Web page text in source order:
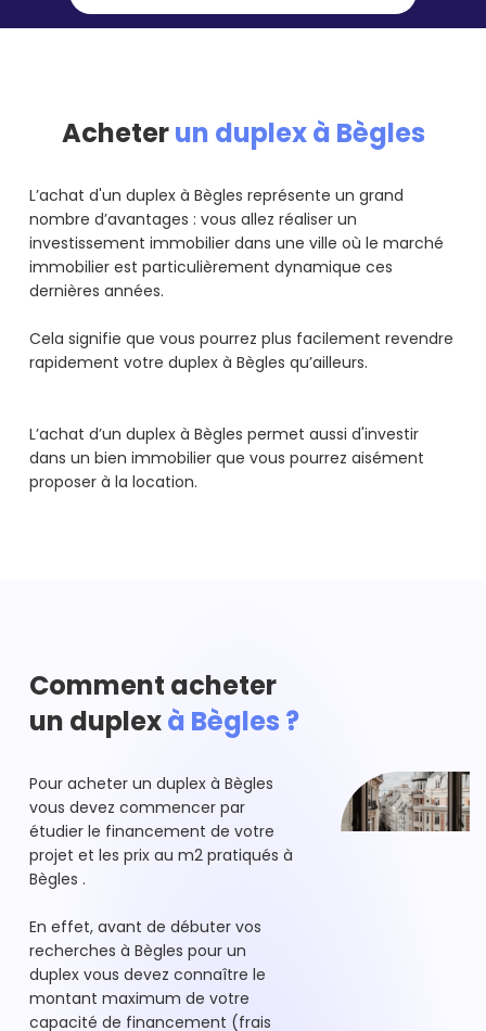
Acheterun duplex à Bègles
L’achat d'un duplex à Bègles représente un grand
nombre d’avantages : vous allez réaliser un
investissement immobilier dans une ville où le marché
immobilier est particulièrement dynamique ces
dernières années.
Cela signifie que vous pourrez plus facilement revendre
rapidement votre duplex à Bègles qu’ailleurs.
L’achat d’un duplex à Bègles permet aussi d'investir
dans un bien immobilier que vous pourrez aisément
proposer à la location.
Comment acheter
un duplexà Bègles ?
Pour acheter un duplex à Bègles
vous devez commencer par
étudier le financement de votre
projet et les prix au m2 pratiqués à
Bègles .
En effet, avant de débuter vos
recherches à Bègles pour un
duplex vous devez connaître le
montant maximum de votre
capacité de financement (frais